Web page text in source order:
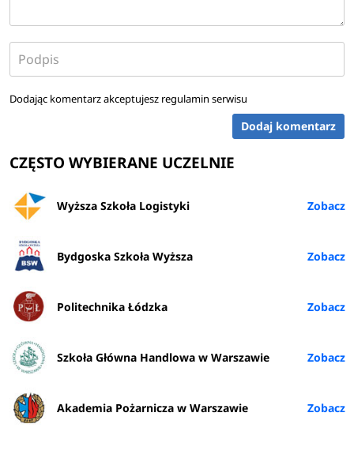
Dodając komentarz akceptujesz regulamin serwisu
Dodaj komentarz
CZĘSTO WYBIERANE UCZELNIE
Wyższa Szkoła Logistyki
Bydgoska Szkoła Wyższa
Politechnika Łódzka
Szkoła Główna Handlowa w Warszawie
Akademia Pożarnicza w Warszawie